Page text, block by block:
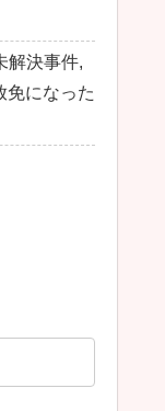
解決事件,
免になった